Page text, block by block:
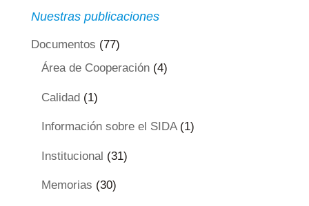
Nuestras publicaciones
Documentos (77)
Área de Cooperación(4)
Calidad(1)
Información sobre el SIDA(1)
Institucional (31)
Memorias (30)